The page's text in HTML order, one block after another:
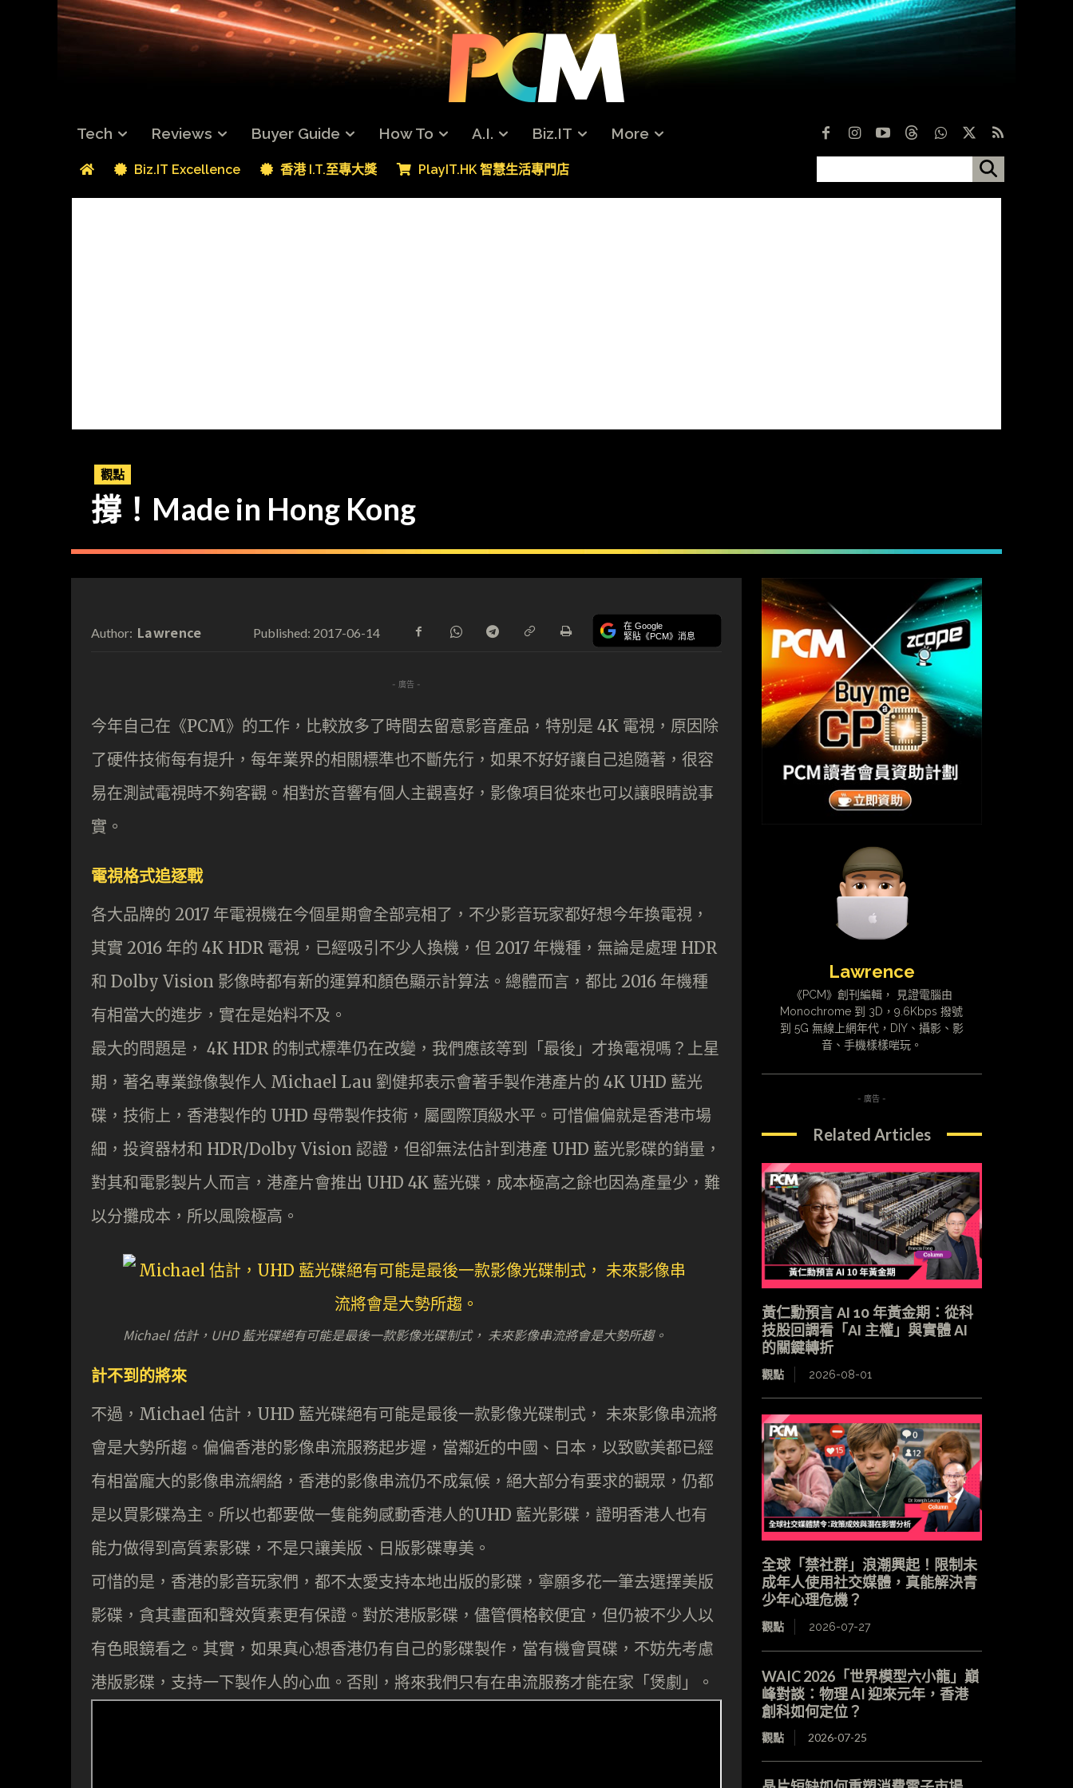
Tech Reviews Buyer Guide How To A.I. Biz.IT More
Biz.IT Excellence 香港 I.T.至專大獎 PlayIT.HK 智慧生活專門店
觀點
撐！Made in Hong Kong
Author: Lawrence Published: 2017-06-14 在 Google
緊貼《PCM》消息
- 廣告 -
今年自己在《PCM》的工作，比較放多了時間去留意影音產品，特別是 4K 電視，原因除
了硬件技術每有提升，每年業界的相關標準也不斷先行，如果不好好讓自己追隨著，很容
易在測試電視時不夠客觀。相對於音響有個人主觀喜好，影像項目從來也可以讓眼睛說事
實。
電視格式追逐戰
各大品牌的 2017 年電視機在今個星期會全部亮相了，不少影音玩家都好想今年換電視，
其實 2016 年的 4K HDR 電視，已經吸引不少人換機，但 2017 年機種，無論是處理 HDR
和 Dolby Vision 影像時都有新的運算和顏色顯示計算法。總體而言，都比 2016 年機種
有相當大的進步，實在是始料不及。
最大的問題是， 4K HDR 的制式標準仍在改變，我們應該等到「最後」才換電視嗎？上星
期，著名專業錄像製作人 Michael Lau 劉健邦表示會著手製作港產片的 4K UHD 藍光
碟，技術上，香港製作的 UHD 母帶製作技術，屬國際頂級水平。可惜偏偏就是香港市場
細，投資器材和 HDR/Dolby Vision 認證，但卻無法估計到港產 UHD 藍光影碟的銷量，
對其和電影製片人而言，港產片會推出 UHD 4K 藍光碟，成本極高之餘也因為產量少，難
以分攤成本，所以風險極高。
Michael 估計，UHD 藍光碟絕有可能是最後一款影像光碟制式， 未來影像串流將會是大勢所趨。
計不到的將來
不過，Michael 估計，UHD 藍光碟絕有可能是最後一款影像光碟制式， 未來影像串流將
會是大勢所趨。偏偏香港的影像串流服務起步遲，當鄰近的中國、日本，以致歐美都已經
有相當龐大的影像串流網絡，香港的影像串流仍不成氣候，絕大部分有要求的觀眾，仍都
是以買影碟為主。所以也都要做一隻能夠感動香港人的UHD 藍光影碟，證明香港人也有
能力做得到高質素影碟，不是只讓美版、日版影碟專美。
可惜的是，香港的影音玩家們，都不太愛支持本地出版的影碟，寧願多花一筆去選擇美版
影碟，貪其畫面和聲效質素更有保證。對於港版影碟，儘管價格較便宜，但仍被不少人以
有色眼鏡看之。其實，如果真心想香港仍有自己的影碟製作，當有機會買碟，不妨先考慮
港版影碟，支持一下製作人的心血。否則，將來我們只有在串流服務才能在家「煲劇」。
Lawrence
《PCM》創刊編輯， 見證電腦由
Monochrome 到 3D，9.6Kbps 撥號
到 5G 無線上網年代，DIY、攝影、影
音、手機樣樣啱玩。
- 廣告 -
Related Articles
黃仁勳預言 AI 10 年黃金期：從科
技股回調看「AI 主權」與實體 AI
的關鍵轉折
觀點 2026-08-01
全球「禁社群」浪潮興起！限制未
成年人使用社交媒體，真能解決青
少年心理危機？
觀點 2026-07-27
WAIC 2026「世界模型六小龍」巔
峰對談：物理 AI 迎來元年，香港
創科如何定位？
觀點 2026-07-25